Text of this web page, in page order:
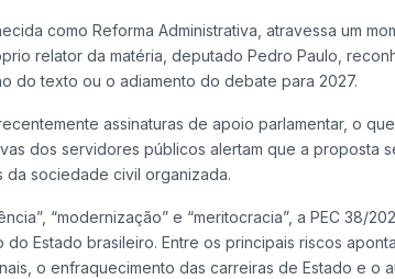
como Reforma Administrativa, atravessa um
relator da matéria, deputado Pedro Paulo,
do texto ou o adiamento do debate para 2027.
assinaturas de apoio parlamentar, o
dos servidores públicos alertam que a proposta
sociedade civil organizada.
“modernização” e “meritocracia”, a PEC 38/
Estado brasileiro. Entre os principais riscos
o enfraquecimento das carreiras de Estado e o